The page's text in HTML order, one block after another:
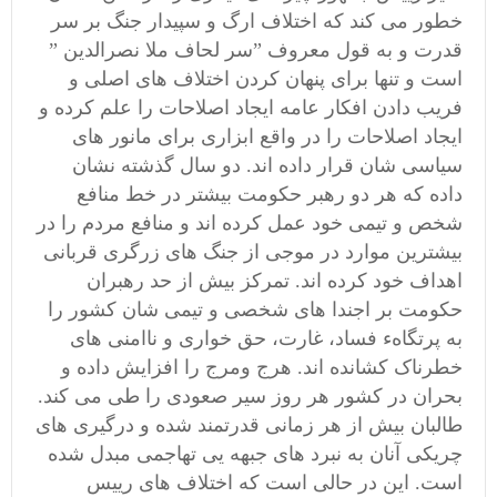
خطور می کند که اختلاف ارگ و سپیدار جنگ بر سر
قدرت و به قول معروف ”سر لحاف ملا نصرالدین ”
است و تنها برای پنهان کردن اختلاف های اصلی و
فریب دادن افکار عامه ایجاد اصلاحات را علم کرده و
ایجاد اصلاحات را در واقع ابزاری برای مانور های
سیاسی شان قرار داده اند. دو سال گذشته نشان
داده که هر دو رهبر حکومت بیشتر در خط منافع
شخص و تیمی خود عمل کرده اند و منافع مردم را در
بیشترین موارد در موجی از جنگ های زرگری قربانی
اهداف خود کرده اند. تمرکز بیش از حد رهبران
حکومت بر اجندا های شخصی و تیمی شان کشور را
به پرتگاهء فساد، غارت، حق خواری و ناامنی های
خطرناک کشانده اند. هرج ومرج را افزایش داده و
بحران در کشور هر روز سیر صعودی را طی می کند.
طالبان بیش از هر زمانی قدرتمند شده و درگیری های
چریکی آنان به نبرد های جبهه یی تهاجمی مبدل شده
است. این در حالی است که اختلاف های رییس